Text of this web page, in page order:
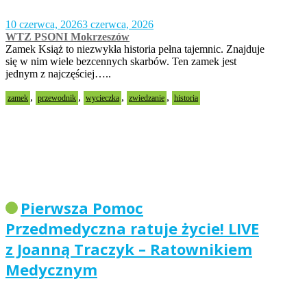
10 czerwca, 20263 czerwca, 2026
WTZ PSONI Mokrzeszów
Zamek Książ to niezwykła historia pełna tajemnic. Znajduje
się w nim wiele bezcennych skarbów. Ten zamek jest
jednym z najczęściej…..
zamek , przewodnik , wycieczka , zwiedzanie , historia
Pierwsza Pomoc
Przedmedyczna ratuje życie! LIVE
z Joanną Traczyk – Ratownikiem
Medycznym